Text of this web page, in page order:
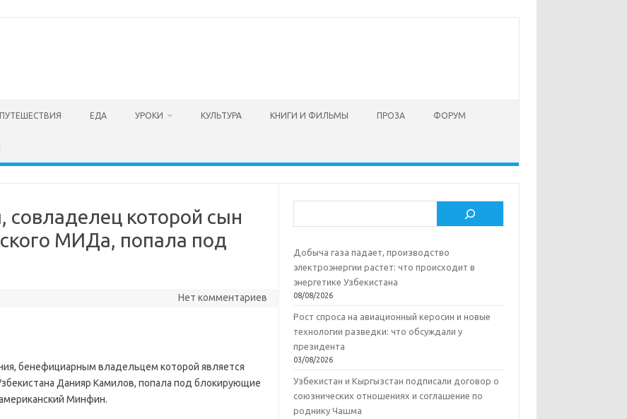
ПУТЕШЕСТВИЯ ЕДА УРОКИ КУЛЬТУРА КНИГИ И ФИЛЬМЫ ПРОЗА ФОРУМ
совладелец которой сын
МИДа, попала под
Нет комментариев
бенефициарным владельцем которой является
Данияр Камилов, попала под блокирующие
Минфин.
Добыча газа падает, производство
электроэнергии растет: что происходит в
энергетике Узбекистана
08/08/2026
Рост спроса на авиационный керосин и новые
технологии разведки: что обсуждали у
президента
03/08/2026
Узбекистан и Кыргызстан подписали договор о
союзнических отношениях и соглашение по
роднику Чашма